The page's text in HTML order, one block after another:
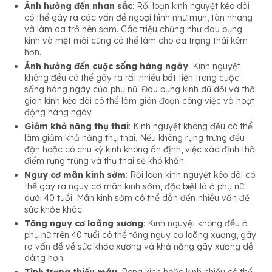
Ảnh hưởng đến nhan sắc: Rối loạn kinh nguyệt kéo dài
có thể gây ra các vấn đề ngoại hình như mụn, tàn nhang
và làm da trở nên sạm. Các triệu chứng như đau bụng
kinh và mệt mỏi cũng có thể làm cho da trạng thái kém
hơn.
Ảnh hưởng đến cuộc sống hàng ngày: Kinh nguyệt
không đều có thể gây ra rất nhiều bất tiện trong cuộc
sống hàng ngày của phụ nữ. Đau bụng kinh dữ dội và thời
gian kinh kéo dài có thể làm gián đoạn công việc và hoạt
động hàng ngày.
Giảm khả năng thụ thai: Kinh nguyệt không đều có thể
làm giảm khả năng thụ thai. Nếu không rụng trứng đều
đặn hoặc có chu kỳ kinh không ổn định, việc xác định thời
điểm rụng trứng và thụ thai sẽ khó khăn.
Nguy cơ mãn kinh sớm: Rối loạn kinh nguyệt kéo dài có
thể gây ra nguy cơ mãn kinh sớm, đặc biệt là ở phụ nữ
dưới 40 tuổi. Mãn kinh sớm có thể dẫn đến nhiều vấn đề
sức khỏe khác.
Tăng nguy cơ loãng xương: Kinh nguyệt không đều ở
phụ nữ trên 40 tuổi có thể tăng nguy cơ loãng xương, gây
ra vấn đề về sức khỏe xương và khả năng gãy xương dễ
dàng hơn.